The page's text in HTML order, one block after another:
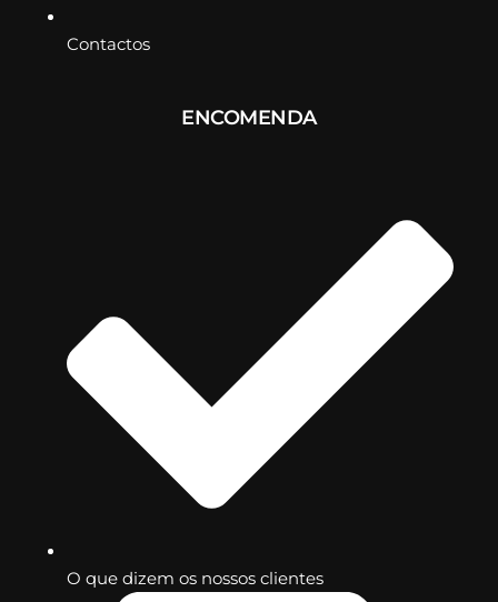
Contactos
ENCOMENDA
O que dizem os nossos clientes